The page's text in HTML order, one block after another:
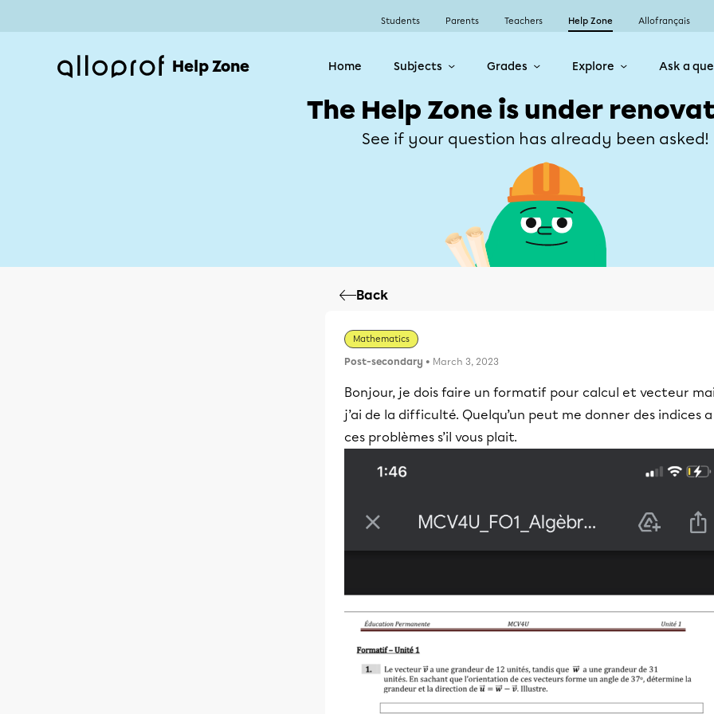
Students Parents Teachers Help Zone Allofrançais
Help Zone Home Subjects Grades Explore Ask a
The Help Zone is under
See if your question has already been asked!
Back
Mathematics
Post-secondary • March 3, 2023
Bonjour, je dois faire un formatif pour calcul et vecteur
j’ai de la difficulté. Quelqu’un peut me donner des indices a
ces problèmes s’il vous plait.